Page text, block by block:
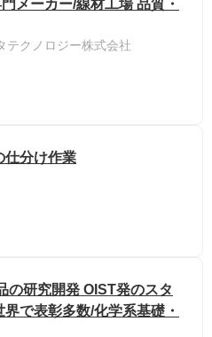
メーカー/線材工場 品質・
テクノロジー株式会社
仕分け作業
の研究開発 OIST発のスタ
で表彰多数/化学系基礎・